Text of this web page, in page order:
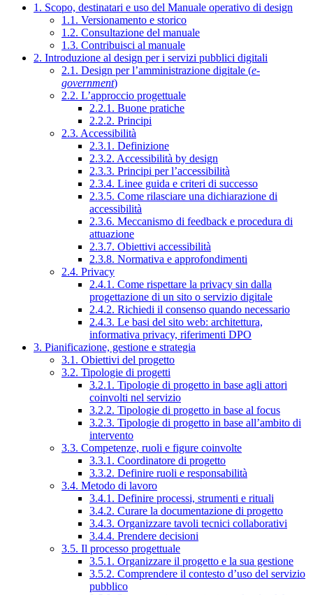
1. Scopo, destinatari e uso del Manuale operativo di design
1.1. Versionamento e storico
1.2. Consultazione del manuale
1.3. Contribuisci al manuale
2. Introduzione al design per i servizi pubblici digitali
2.1. Design per l’amministrazione digitale (e-
government)
2.2. L’approccio progettuale
2.2.1. Buone pratiche
2.2.2. Principi
2.3. Accessibilità
2.3.1. Definizione
2.3.2. Accessibilità by design
2.3.3. Principi per l’accessibilità
2.3.4. Linee guida e criteri di successo
2.3.5. Come rilasciare una dichiarazione di
accessibilità
2.3.6. Meccanismo di feedback e procedura di
attuazione
2.3.7. Obiettivi accessibilità
2.3.8. Normativa e approfondimenti
2.4. Privacy
2.4.1. Come rispettare la privacy sin dalla
progettazione di un sito o servizio digitale
2.4.2. Richiedi il consenso quando necessario
2.4.3. Le basi del sito web: architettura,
informativa privacy, riferimenti DPO
3. Pianificazione, gestione e strategia
3.1. Obiettivi del progetto
3.2. Tipologie di progetti
3.2.1. Tipologie di progetto in base agli attori
coinvolti nel servizio
3.2.2. Tipologie di progetto in base al focus
3.2.3. Tipologie di progetto in base all’ambito di
intervento
3.3. Competenze, ruoli e figure coinvolte
3.3.1. Coordinatore di progetto
3.3.2. Definire ruoli e responsabilità
3.4. Metodo di lavoro
3.4.1. Definire processi, strumenti e rituali
3.4.2. Curare la documentazione di progetto
3.4.3. Organizzare tavoli tecnici collaborativi
3.4.4. Prendere decisioni
3.5. Il processo progettuale
3.5.1. Organizzare il progetto e la sua gestione
3.5.2. Comprendere il contesto d’uso del servizio
pubblico